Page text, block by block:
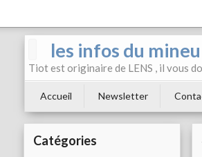
les infos du
Tiot est originaire de LENS , il vous
Accueil Newsletter
Catégories